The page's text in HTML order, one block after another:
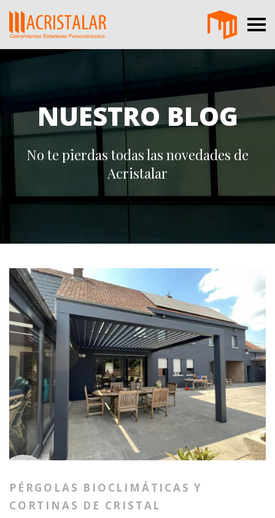
NUESTRO BLOG
No te pierdas todas las novedades de
Acristalar
PÉRGOLAS BIOCLIMÁTICAS Y
CORTINAS DE CRISTAL